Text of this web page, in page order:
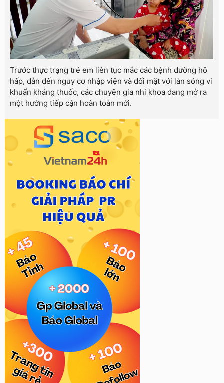
Trước thực trạng trẻ em liên tục mắc các bệnh đường hô
hấp, dẫn đến nguy cơ nhập viện và đối mặt với làn sóng vi
khuẩn kháng thuốc, các chuyên gia nhi khoa đang mở ra
một hướng tiếp cận hoàn toàn mới.